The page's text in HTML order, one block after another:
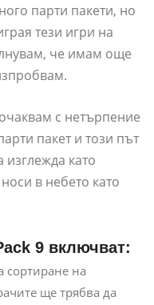
парти пакети, но
тези игри на
че имам още
с нетърпение
пакет и този път
изглежда като
в небето като
9 включват:
сортиране на
ще трябва да